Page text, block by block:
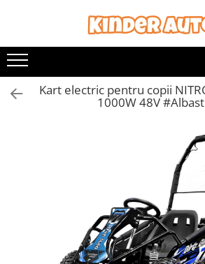
Toate Produsele
Produse in stoc
Masinute electrice
Motociclete electrice
Masinute electrice Mercedes
Masinute electrice tip SUV
Piese & Accesorii
Jucarii RC cu telecomanda
Kart electric pentru copii
1000W 48V